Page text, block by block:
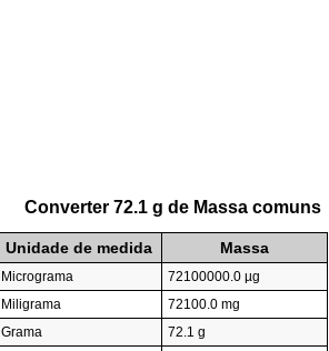
Converter 72.1 g de Massa comuns
Unidade de medida Massa
Micrograma
72100000.0 µg
Miligrama
72100.0 mg
Grama
72.1 g